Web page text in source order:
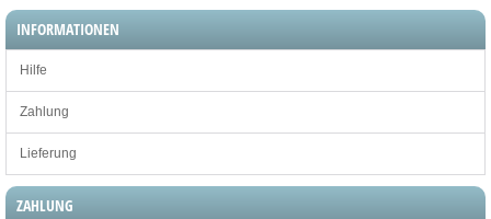
INFORMATIONEN
Hilfe
Zahlung
Lieferung
ZAHLUNG